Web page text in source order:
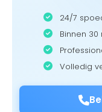
24/7
Binnen
Volledig